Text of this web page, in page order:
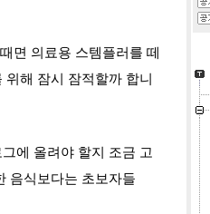
면 의료용 스템플러를 떼
해 잠시 잠적할까 합니
에 올려야 할지 조금 고
음식보다는 초보자들